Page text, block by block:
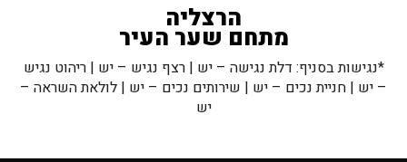
הרצליה
מתחם שער העיר
*נגישות בסניף: דלת נגישה – יש | רצף נגיש – יש | ריהוט נגיש
– יש | חניית נכים – יש | שירותים נכים – יש | לולאת השראה –
יש